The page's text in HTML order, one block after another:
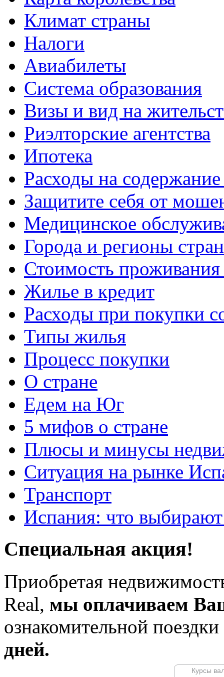
Климат страны
Налоги
Авиабилеты
Система образования
Визы и вид на
Риэлторские агентства
Ипотека
Расходы на
Защитите себя от
Медицинское
Города и регионы
Стоимость проживания
Жилье в кредит
Расходы при покупки
Типы жилья
Процесс покупки
О стране
Едем на Юг
5 мифов о стране
Плюсы и минусы
Ситуация на рынке
Транспорт
Испания: что
Специальная акция!
Приобретая
Real, мы оплачиваем
ознакомительной
дней.